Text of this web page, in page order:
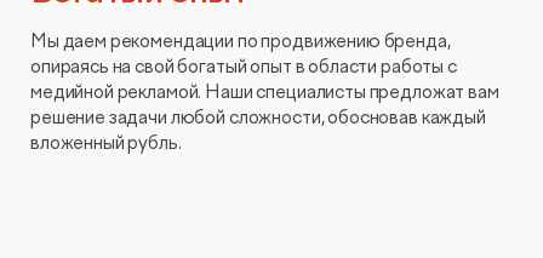
Мы даем рекомендации по продвижению бренда,
опираясь на свой богатый опыт в области работы с
медийной рекламой. Наши специалисты предложат вам
решение задачи любой сложности, обосновав каждый
вложенный рубль.